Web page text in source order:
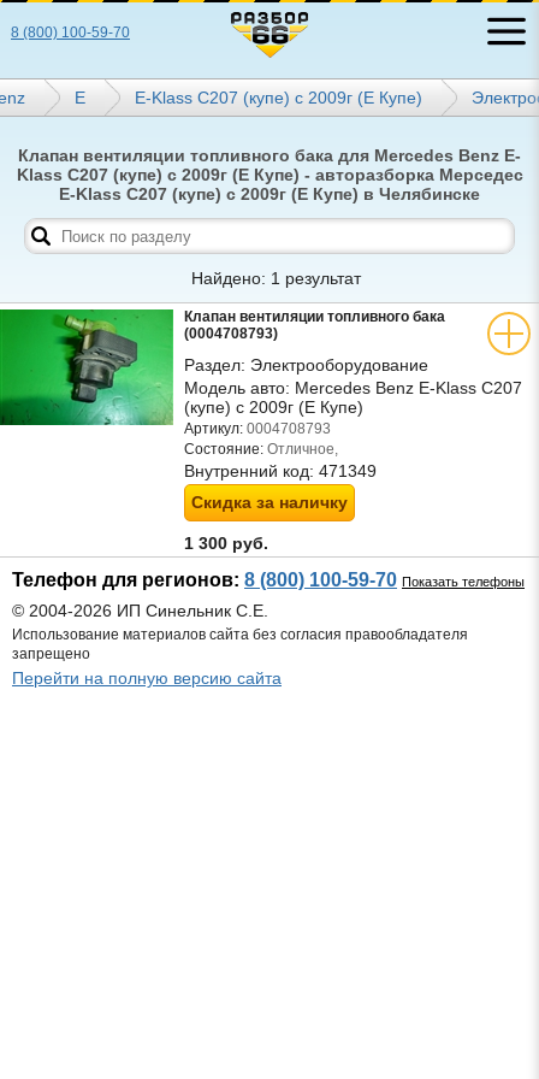
8 (800) 100-59-70
E E-Klass C207 (купе) с 2009г (Е Купе)
Клапан вентиляции топливного бака для Mercedes Benz E-
Klass C207 (купе) с 2009г (Е Купе) - авторазборка Мерседес
E-Klass C207 (купе) с 2009г (Е Купе) в Челябинске
Найдено: 1 результат
Клапан вентиляции топливного бака
(0004708793)
Раздел: Электрооборудование
Модель авто: Mercedes Benz E-Klass C207
(купе) с 2009г (Е Купе)
Артикул: 0004708793
Состояние: Отличное,
Внутренний код: 471349
Скидка за наличку
1 300 руб.
Телефон для регионов: 8 (800) 100-59-70 Показать телефоны
© 2004-2026 ИП Синельник С.Е.
Использование материалов сайта без согласия правообладателя
запрещено
Перейти на полную версию сайта